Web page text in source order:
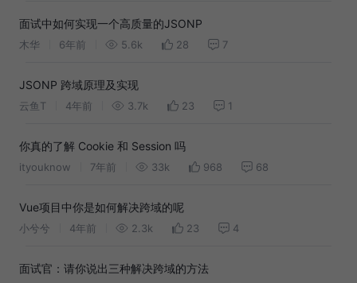
面试中如何实现一个高质量的JSONP
木华 6年前 5.6k 28 7
JSONP 跨域原理及实现
云鱼T 4年前 3.7k 23 1
你真的了解 Cookie 和 Session 吗
ityouknow 7年前 33k 968 68
Vue项目中你是如何解决跨域的呢
小兮兮 4年前 2.3k 23 4
面试官：请你说出三种解决跨域的方法